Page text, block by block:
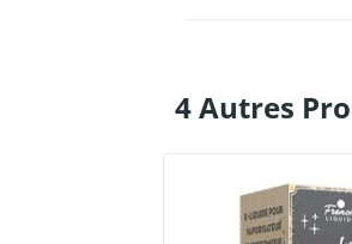
4 Autres